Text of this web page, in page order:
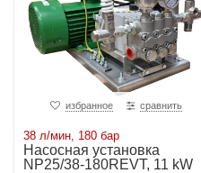
избранное сравнить
38 л/мин, 180 бар
Насосная установка
NP25/38-180REVT, 11 kW